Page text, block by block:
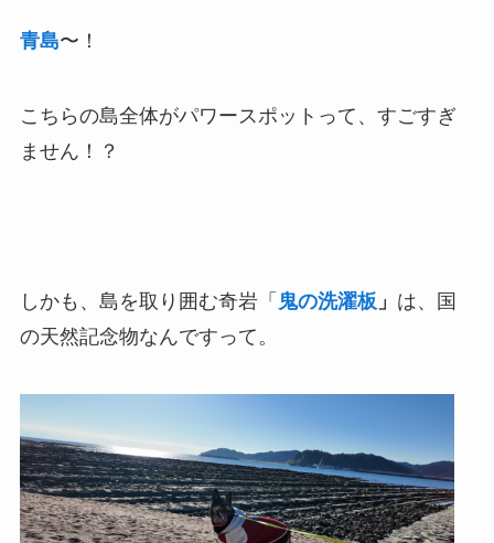
青島〜！
こちらの島全体がパワースポットって、すごすぎ
ません！？
しかも、島を取り囲む奇岩「 鬼の洗濯板 」 は、国
の天然記念物なんですって。